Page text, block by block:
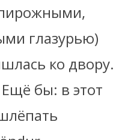
глазурью)
ко двору.
бы: в этот